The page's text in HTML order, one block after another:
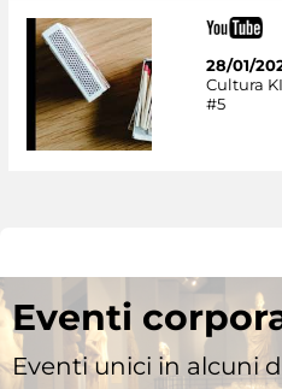
28/01/
Cultura
#5
Eventi
Eventi unici in alcuni